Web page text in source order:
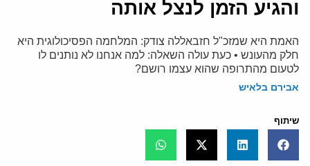
והגיע הזמן לנצל אותה
האמת היא שמזכ"ל חזבאללה צודק: המלחמה הפסיכולוגית היא
חלק מהעונש • כעת עולה השאלה: למה אנחנו לא נותנים לו
לטעום מהתרופה שהוא עצמו רושם?
אבירם בלאיש
שיתוף